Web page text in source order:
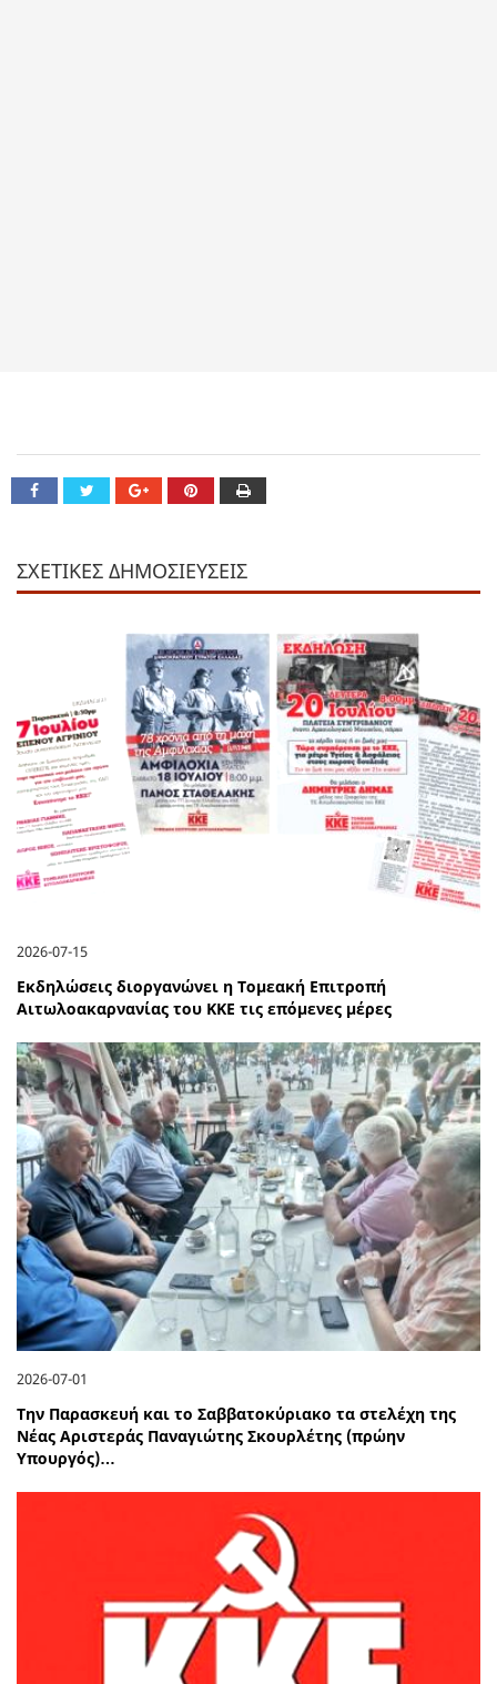
ΣΧΕΤΙΚΕΣ ΔΗΜΟΣΙΕΥΣΕΙΣ
2026-07-15
Εκδηλώσεις διοργανώνει η Τομεακή Επιτροπή
Αιτωλοακαρνανίας του ΚΚΕ τις επόμενες μέρες
2026-07-01
Την Παρασκευή και το Σαββατοκύριακο τα στελέχη της
Νέας Αριστεράς Παναγιώτης Σκουρλέτης (πρώην
Υπουργός)…